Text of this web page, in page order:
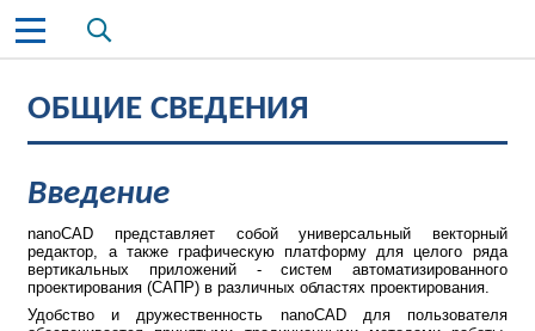
Пользовательский интерфейс nanoCAD
Работа с документами
Настройка рабочей среды nanoCAD
Системы координат